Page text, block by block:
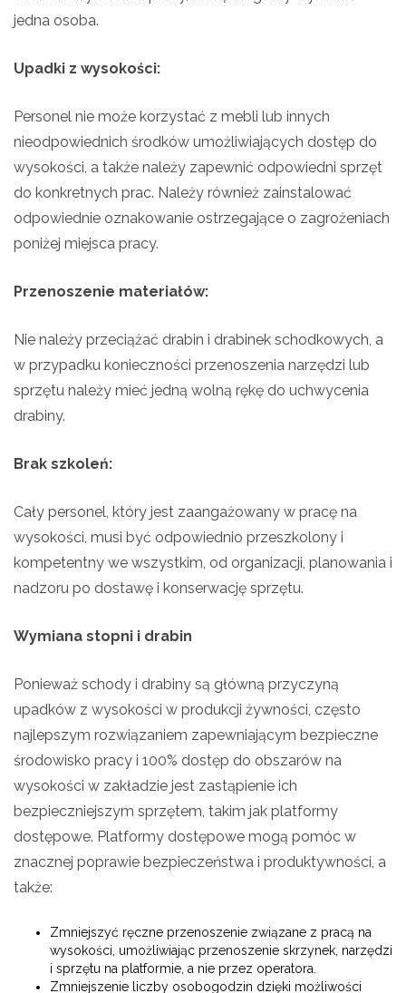
jedna osoba.
Upadki z wysokości:
Personel nie może korzystać z mebli lub innych
nieodpowiednich środków umożliwiających dostęp do
wysokości, a także należy zapewnić odpowiedni sprzęt
do konkretnych prac. Należy również zainstalować
odpowiednie oznakowanie ostrzegające o zagrożeniach
poniżej miejsca pracy.
Przenoszenie materiałów:
Nie należy przeciążać drabin i drabinek schodkowych, a
w przypadku konieczności przenoszenia narzędzi lub
sprzętu należy mieć jedną wolną rękę do uchwycenia
drabiny.
Brak szkoleń:
Cały personel, który jest zaangażowany w pracę na
wysokości, musi być odpowiednio przeszkolony i
kompetentny we wszystkim, od organizacji, planowania i
nadzoru po dostawę i konserwację sprzętu.
Wymiana stopni i drabin
Ponieważ schody i drabiny są główną przyczyną
upadków z wysokości w produkcji żywności, często
najlepszym rozwiązaniem zapewniającym bezpieczne
środowisko pracy i 100% dostęp do obszarów na
wysokości w zakładzie jest zastąpienie ich
bezpieczniejszym sprzętem, takim jak platformy
dostępowe. Platformy dostępowe mogą pomóc w
znacznej poprawie bezpieczeństwa i produktywności, a
także:
Zmniejszyć ręczne przenoszenie związane z pracą na
wysokości, umożliwiając przenoszenie skrzynek, narzędzi
i sprzętu na platformie, a nie przez operatora.
Zmniejszenie liczby osobogodzin dzięki możliwości